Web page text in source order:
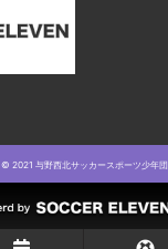
© 2021 与野西北サッカースポーツ少年団